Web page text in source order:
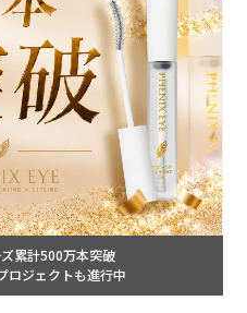
ズ累計500万本突破
ロジェクトも進行中